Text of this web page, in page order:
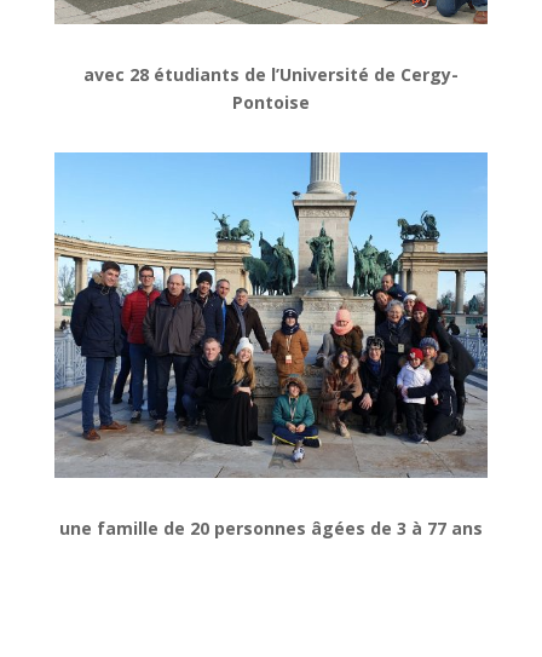
avec 28 étudiants de l’Université de Cergy-
Pontoise
une famille de 20 personnes âgées de 3 à 77 ans